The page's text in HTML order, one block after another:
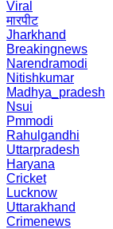
Viral
मारपीट
Jharkhand
Breakingnews
Narendramodi
Nitishkumar
Madhya_pradesh
Nsui
Pmmodi
Rahulgandhi
Uttarpradesh
Haryana
Cricket
Lucknow
Uttarakhand
Crimenews